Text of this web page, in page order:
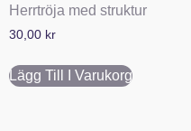
Herrtröja med struktur
30,00 kr
Lägg Till I Varukorg